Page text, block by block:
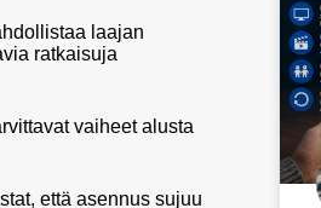
laajan
ratkaisuja
vaiheet alusta
että asennus sujuu